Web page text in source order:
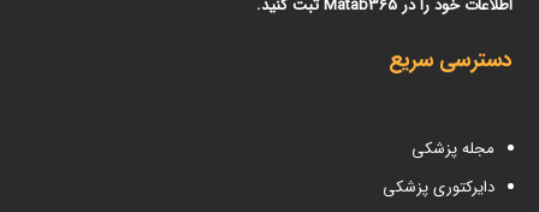
اطلاعات خود را در Matab365 ثبت کنید.
دسترسی سریع
مجله پزشکی
دایرکتوری پزشکی